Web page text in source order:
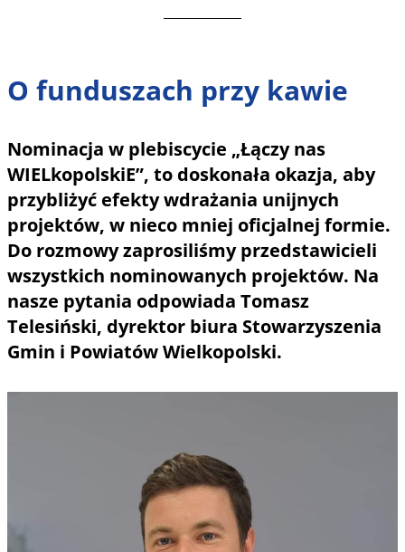
O funduszach przy kawie
Nominacja w plebiscycie „Łączy nas
WIELkopolskiE”, to doskonała okazja, aby
przybliżyć efekty wdrażania unijnych
projektów, w nieco mniej oficjalnej formie.
Do rozmowy zaprosiliśmy przedstawicieli
wszystkich nominowanych projektów. Na
nasze pytania odpowiada Tomasz
Telesiński, dyrektor biura Stowarzyszenia
Gmin i Powiatów Wielkopolski.